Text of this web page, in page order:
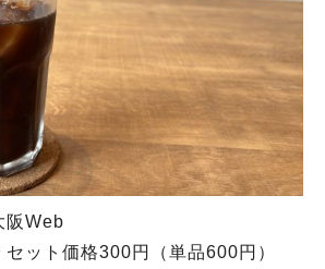
阪Web
ット価格300円（単品600円）